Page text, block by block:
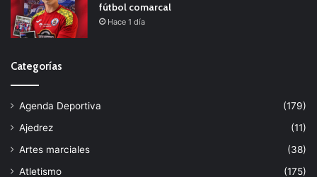
fútbol comarcal
Hace 1 día
Categorías
Agenda Deportiva
(179)
Ajedrez
(11)
Artes marciales
(38)
Atletismo
(175)